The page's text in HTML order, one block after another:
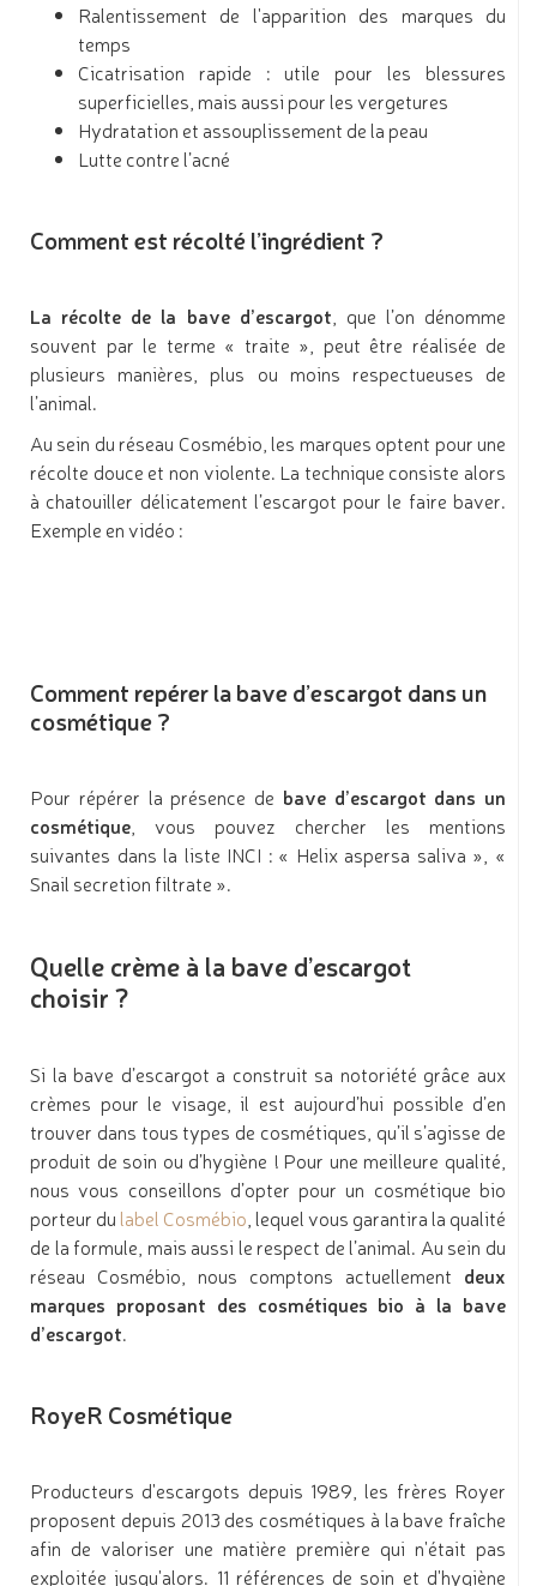
Ralentissement de l'apparition des marques du
temps
Cicatrisation rapide : utile pour les blessures
superficielles, mais aussi pour les vergetures
Hydratation et assouplissement de la peau
Lutte contre l’acné
Comment est récolté l’ingrédient ?
La récolte de la bave d’escargot , que l’on dénomme
souvent par le terme « traite », peut être réalisée de
plusieurs manières, plus ou moins respectueuses de
l’animal.
Au sein du réseau Cosmébio, les marques optent pour une
récolte douce et non violente. La technique consiste alors
à chatouiller délicatement l’escargot pour le faire baver.
Exemple en vidéo :
Comment repérer la bave d’escargot dans un
cosmétique ?
Pour répérer la présence de bave d’escargot dans un
cosmétique , vous pouvez chercher les mentions
suivantes dans la liste INCI : « Helix aspersa saliva », «
Snail secretion filtrate ».
Quelle crème à la bave d’escargot
choisir ?
Si la bave d’escargot a construit sa notoriété grâce aux
crèmes pour le visage, il est aujourd’hui possible d’en
trouver dans tous types de cosmétiques, qu’il s’agisse de
produit de soin ou d’hygiène ! Pour une meilleure qualité,
nous vous conseillons d’opter pour un cosmétique bio
porteur du label Cosmébio , lequel vous garantira la qualité
de la formule, mais aussi le respect de l’animal. Au sein du
réseau Cosmébio, nous comptons actuellement deux
marques proposant des cosmétiques bio à la bave
d’escargot.
RoyeR Cosmétique
Producteurs d'escargots depuis 1989, les frères Royer
proposent depuis 2013 des cosmétiques à la bave fraîche
afin de valoriser une matière première qui n'était pas
exploitée jusqu'alors. 11 références de soin et d'hygiène